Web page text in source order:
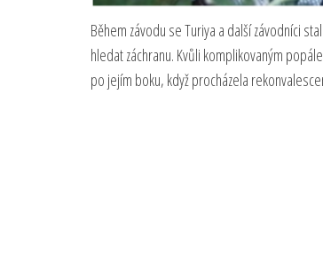
Během závodu se Turiya a další závodníci
hledat záchranu. Kvůli komplikovaným
po jejím boku, když procházela